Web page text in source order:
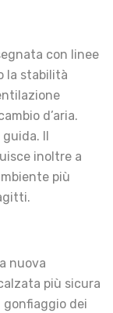
con linee
la stabilità
d’aria.
Il
inoltre a
più
nuova
più sicura
dei